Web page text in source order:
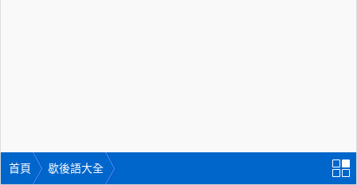
首頁 歇後語大全